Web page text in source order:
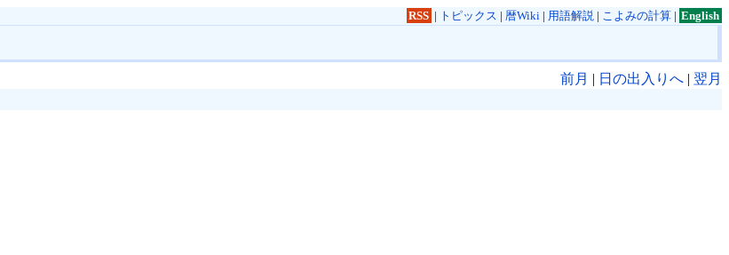
RSS | トピックス | 暦Wiki| 用語解説| こよみの計算| English
前月 | 日の出入りへ | 翌月